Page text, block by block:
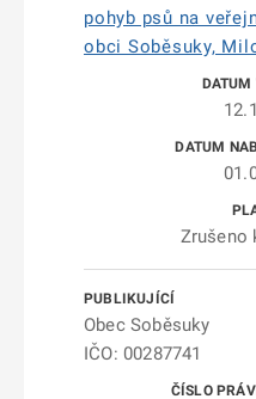
pohyb psů na
obci Soběsuky,
Zrušeno
Obec Soběsuky
IČO: 00287741